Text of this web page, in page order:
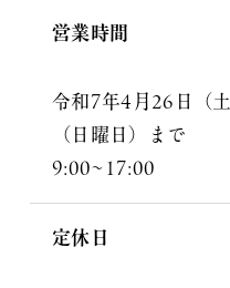
営業時間
令和7年4月26日（
（日曜日）まで
9:00~17:00
定休日